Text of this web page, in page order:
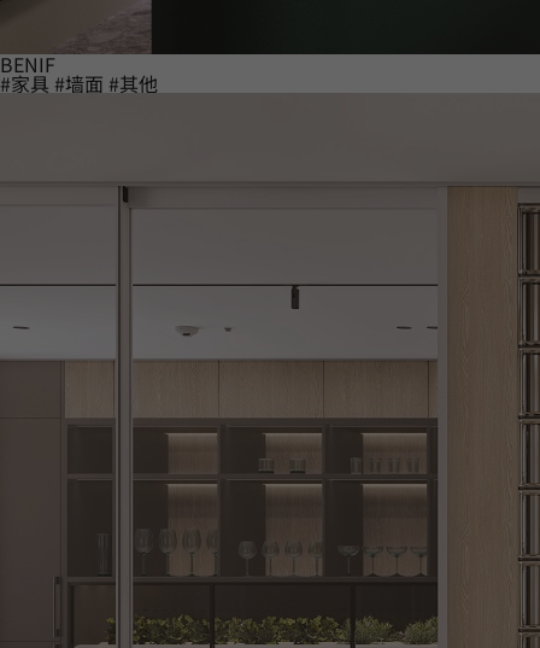
BENIF
#家具 #墙面 #其他